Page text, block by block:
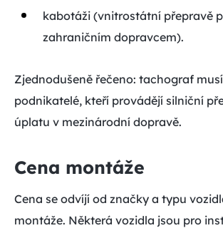
kabotáži (vnitrostátní přepravě
zahraničním dopravcem).
Zjednodušeně řečeno: tachograf
podnikatelé, kteří provádějí silniční
úplatu v mezinárodní dopravě.
Cena montáže
Cena se odvíjí od značky a typu
montáže. Některá vozidla jsou pro